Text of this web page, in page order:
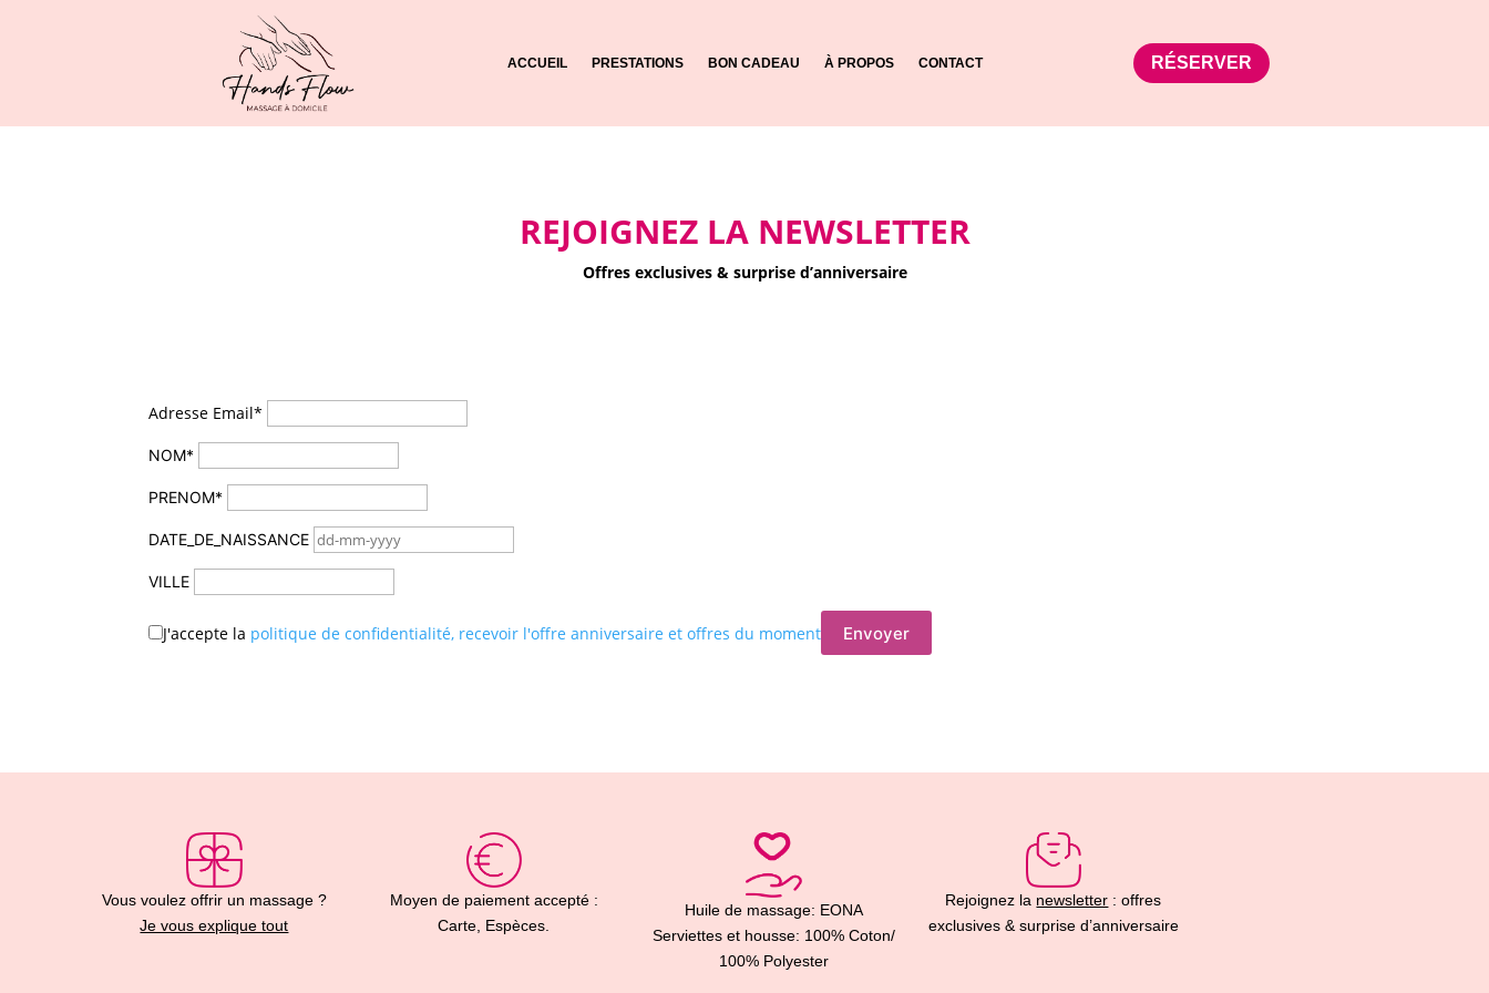
ACCUEIL PRESTATIONS BON CADEAU À PROPOS CONTACT RÉSERVER
REJOIGNEZ LA NEWSLETTER
Offres exclusives & surprise d’anniversaire
Adresse Email*
NOM*
PRENOM*
DATE_DE_NAISSANCE
VILLE
J'accepte la politique de confidentialité, recevoir l'offre anniversaire et offres du moment
Vous voulez offrir un massage ?
Je vous explique tout
Moyen de paiement accepté :
Carte, Espèces.
Huile de massage: EONA
Serviettes et housse: 100% Coton/
100% Polyester
Rejoignez la newsletter : offres
exclusives & surprise d’anniversaire